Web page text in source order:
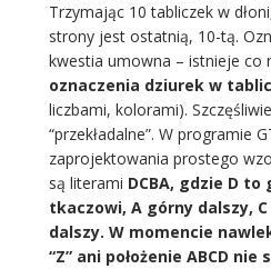
Trzymając 10 tabliczek w
strony jest ostatnią, 10-tą.
kwestia umowna – istnieje co
oznaczenia dziurek w
liczbami, kolorami).
“przekładalne”. W programie
zaprojektowania prostego
są literami DCBA, gdzie D
tkaczowi, A górny dalszy,
dalszy. W momencie
“Z” ani położenie ABCD